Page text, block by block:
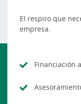
El respiro que
empresa.
Financiación